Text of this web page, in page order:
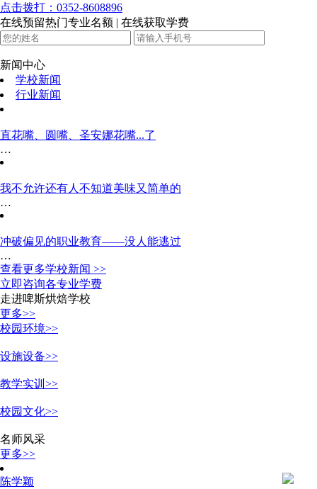
点击拨打：0352-8608896
在线预留热门专业名额 | 在线获取学费
新闻中心
学校新闻
行业新闻
直花嘴、圆嘴、圣安娜花嘴...了
…
我不允许还有人不知道美味又简单的
…
冲破偏见的职业教育——没人能逃过
…
查看更多学校新闻 >>
立即咨询各专业学费
走进啤斯烘焙学校
更多>>
校园环境>>
设施设备>>
教学实训>>
校园文化>>
名师风采
更多>>
陈学颖